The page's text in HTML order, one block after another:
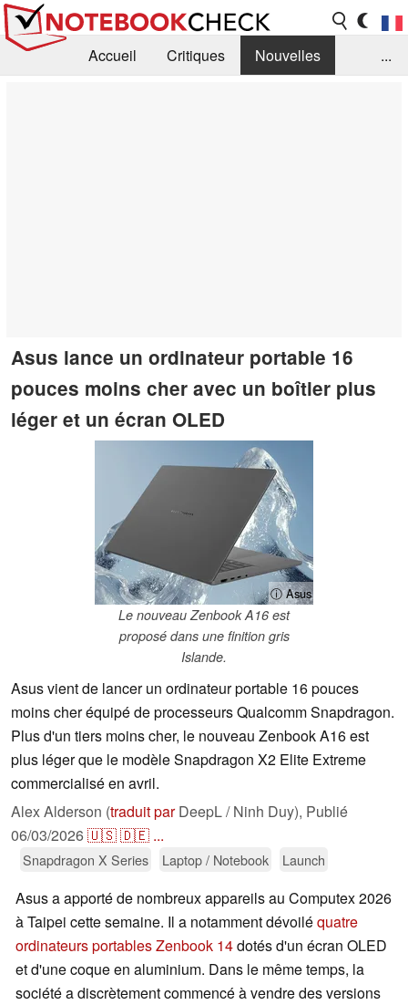
Accueil Critiques
Nouvelles
...
Asus lance un ordinateur portable 16
pouces moins cher avec un boîtier plus
léger et un écran OLED
ⓘ Asus
Le nouveau Zenbook A16 est
proposé dans une finition gris
Islande.
Asus vient de lancer un ordinateur portable 16 pouces
moins cher équipé de processeurs Qualcomm Snapdragon.
Plus d'un tiers moins cher, le nouveau Zenbook A16 est
plus léger que le modèle Snapdragon X2 Elite Extreme
commercialisé en avril.
Alex Alderson (traduit parDeepL / Ninh Duy), Publié
06/03/2026🇺🇸🇩🇪 ...
Snapdragon X Series Laptop / Notebook Launch
Asus a apporté de nombreux appareils au Computex 2026
à Taipei cette semaine. Il a notamment dévoiléquatre
ordinateurs portables Zenbook 14dotés d'un écran OLED
et d'une coque en aluminium. Dans le même temps, la
société a discrètement commencé à vendre des versions